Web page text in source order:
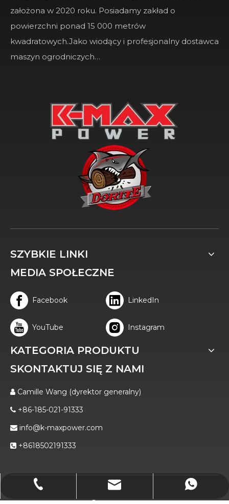
+86-185-021-91333
info@k-maxpower.com
+8618502191333
założona w 2020 roku. Posiadamy zakład o
powierzchni ponad 15 000 metrów
kwadratowych.Jako wiodący i profesjonalny dostawca
maszyn ogrodniczych…
SZYBKIE LINKI
MEDIA SPOŁECZNE
Facebook LinkedIn
YouTube Instagram
KATEGORIA PRODUKTU
SKONTAKTUJ SIĘ Z NAMI
 Camille Wang (dyrektor generalny)
 +86-185-021-91333
 info@k-maxpower.com
 +8618502191333